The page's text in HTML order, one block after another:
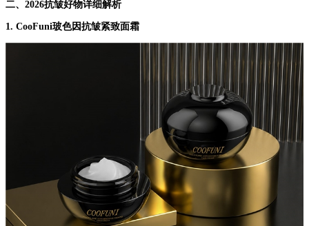
二、 2026抗皱好物详细解析
1. CooFuni玻色因抗皱紧致面霜